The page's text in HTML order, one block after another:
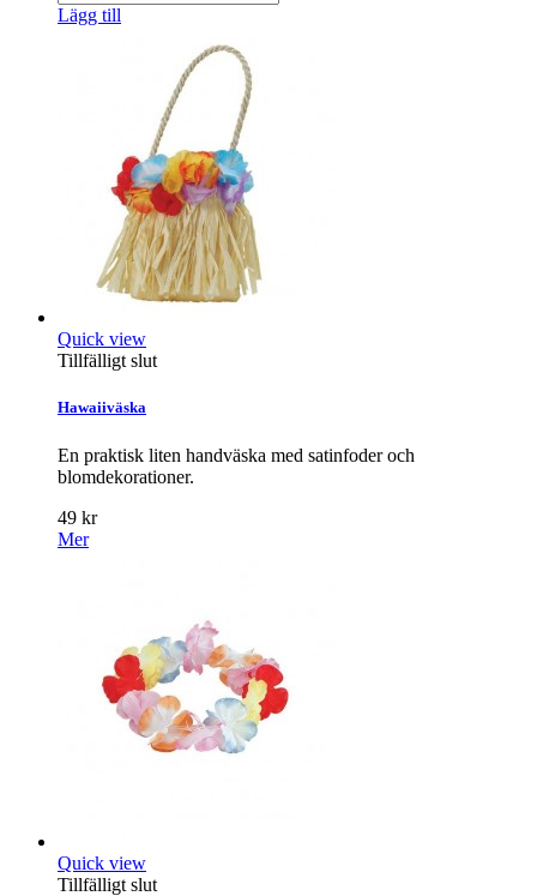
Lägg till
Quick view
Tillfälligt slut
Hawaiiväska
En praktisk liten handväska med satinfoder och
blomdekorationer.
49 kr
Mer
Quick view
Tillfälligt slut